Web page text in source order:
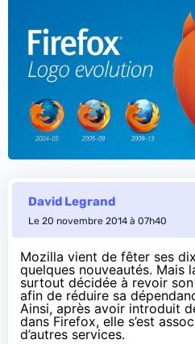
David Legrand
Le 20 novembre 2014 à 07h40
Mozilla vient de fêter ses
quelques nouveautés. Mais
surtout décidée à revoir
afin de réduire sa
Ainsi, après avoir introduit
dans Firefox, elle s’est
d’autres services.